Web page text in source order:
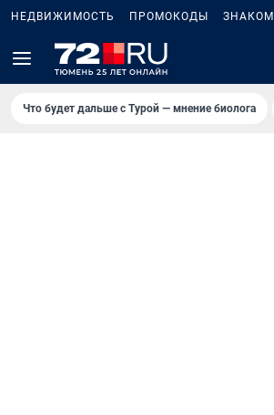
НЕДВИЖИМОСТЬ ПРОМОКОДЫ
Что будет дальше с Турой — мнение биолога